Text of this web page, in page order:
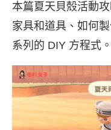
本篇夏天貝殼活動
家具和道具、如何
系列的 DIY 方程式。